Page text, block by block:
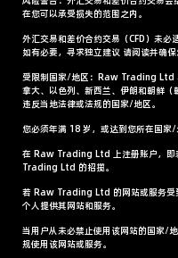
在您可以承受损失的范围之内。
外汇交易和差价合约交易（CFD）未必
如有必要，寻求独立建议 请阅读并确
受限制国家/地区：Raw Trading Ltd
拿大、以色列、新西兰、伊朗和朝鲜
违反当地法律或法规的国家/地区。
您必须年满 18 岁，或达到您所在国家
在 Raw Trading Ltd 上注册账户，即
Trading Ltd 的招揽。
若 Raw Trading Ltd 的网站或服务受
个人提供其网站和服务。
当用户从未必禁止使用该网站的国家/
规使用该网站或服务。